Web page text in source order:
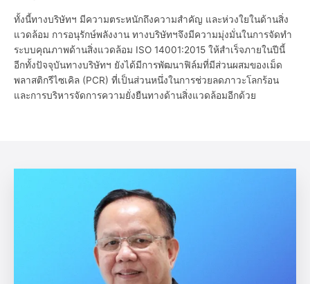
ทั้งนี้ทางบริษัทฯ มีความตระหนักถึงความสำคัญ และห่วงใยในด้านสิ่ง
แวดล้อม การอนุรักษ์พลังงาน ทางบริษัทฯจึงมีความมุ่งมั่นในการจัดทำ
ระบบคุณภาพด้านสิ่งแวดล้อม ISO 14001:2015 ให้สำเร็จภายในปีนี้
อีกทั้งปัจจุบันทางบริษัทฯ ยังได้มีการพัฒนาฟิล์มที่มีส่วนผสมของเม็ด
พลาสติกรีไซเคิล (PCR) ที่เป็นส่วนหนึ่งในการช่วยลดภาวะโลกร้อน
และการบริหารจัดการความยั่งยืนทางด้านสิ่งแวดล้อมอีกด้วย